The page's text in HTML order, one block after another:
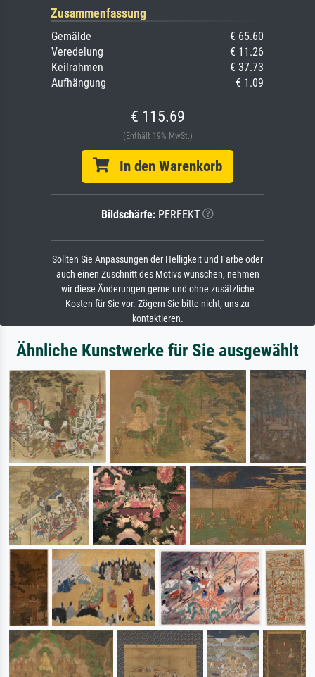
Zusammenfassung
Gemälde
€ 65.60
Veredelung
€ 11.26
Keilrahmen
€ 37.73
Aufhängung
€ 1.09
€ 115.69
(Enthält 19% MwSt.)
In den Warenkorb
Bildschärfe: PERFEKT
Sollten Sie Anpassungen der Helligkeit und Farbe oder
auch einen Zuschnitt des Motivs wünschen, nehmen
wir diese Änderungen gerne und ohne zusätzliche
Kosten für Sie vor. Zögern Sie bitte nicht, uns zu
kontaktieren.
Ähnliche Kunstwerke für Sie ausgewählt